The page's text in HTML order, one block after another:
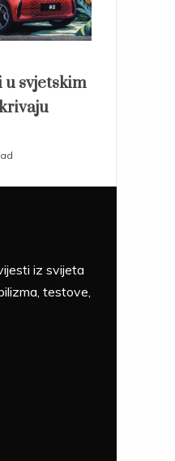
u svjetskim
iz svijeta
testove,